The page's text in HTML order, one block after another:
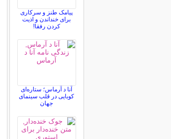
پیامک طنز و سرکاری
برای خنداندن و اذیت
کردن رفقا!
آنا د آرماس؛ ستاره‌ای
کوبایی در قلب سینمای
جهان